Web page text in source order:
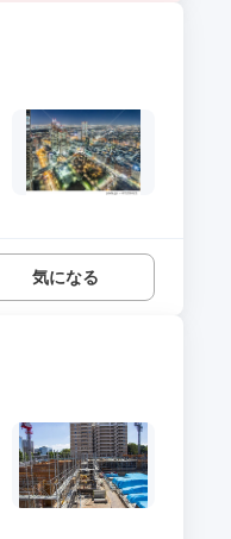
気になる